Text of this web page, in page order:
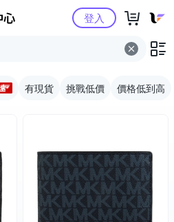
Yahoo購物中心登入
有現貨 挑戰低價 價格低到高